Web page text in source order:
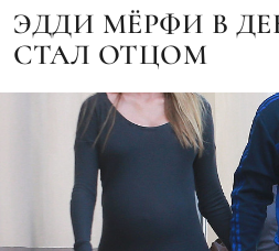
ЭДДИ МЁРФИ В
СТАЛ ОТЦОМ